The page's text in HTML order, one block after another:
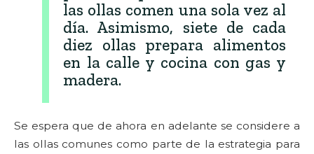
las ollas comen una sola vez al
día. Asimismo, siete de cada
diez ollas prepara alimentos
en la calle y cocina con gas y
madera.
Se espera que de ahora en adelante se considere a
las ollas comunes como parte de la estrategia para